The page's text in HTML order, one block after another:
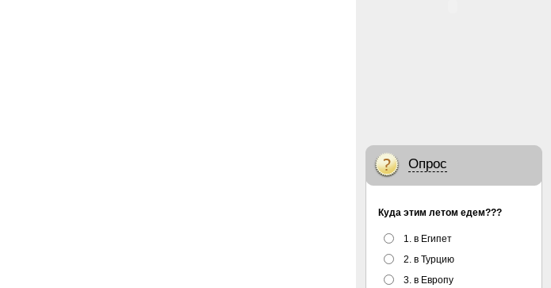
Опрос
Куда этим летом едем???
1. в Египет
2. в Турцию
3. в Европу